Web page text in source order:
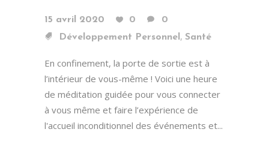
15 avril 2020 0
0
Développement Personnel , Santé
En confinement, la porte de sortie est à
l’intérieur de vous-même ! Voici une heure
de méditation guidée pour vous connecter
à vous même et faire l’expérience de
l'accueil inconditionnel des événements et...